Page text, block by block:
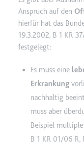
Anspruch auf den
hierfür hat das
19.3.2002, B 1 KR
festgelegt:
Es muss eine
Erkrankung
nachhaltig
muss aber
Beispiel multiple
B 1 KR 01/06 R,